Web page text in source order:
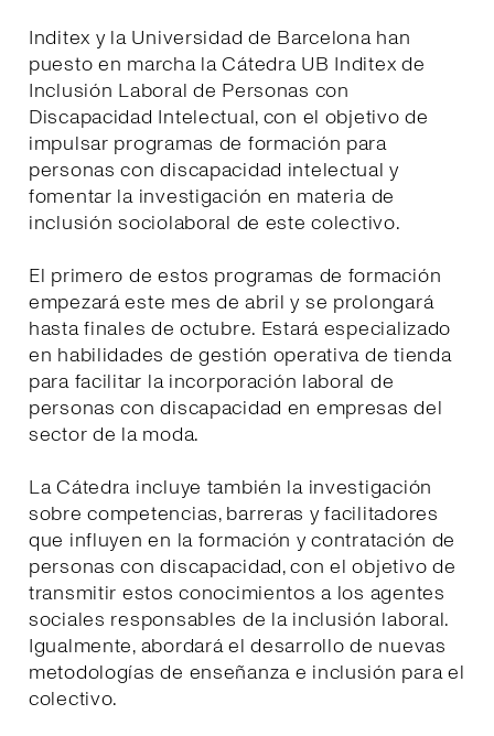
Inditex y la Universidad de Barcelona han
puesto en marcha la Cátedra UB Inditex de
Inclusión Laboral de Personas con
Discapacidad Intelectual, con el objetivo de
impulsar programas de formación para
personas con discapacidad intelectual y
fomentar la investigación en materia de
inclusión sociolaboral de este colectivo.
El primero de estos programas de formación
empezará este mes de abril y se prolongará
hasta finales de octubre. Estará especializado
en habilidades de gestión operativa de tienda
para facilitar la incorporación laboral de
personas con discapacidad en empresas del
sector de la moda.
La Cátedra incluye también la investigación
sobre competencias, barreras y facilitadores
que influyen en la formación y contratación de
personas con discapacidad, con el objetivo de
transmitir estos conocimientos a los agentes
sociales responsables de la inclusión laboral.
Igualmente, abordará el desarrollo de nuevas
metodologías de enseñanza e inclusión para el
colectivo.